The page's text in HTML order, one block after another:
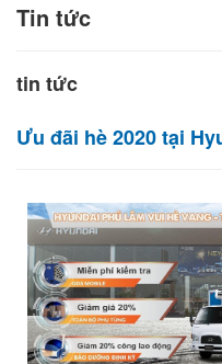
Tin tức
tin tức
Ưu đãi hè 2020 tại